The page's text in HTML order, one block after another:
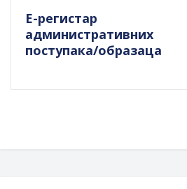
Е-регистар
административних
поступака/образаца